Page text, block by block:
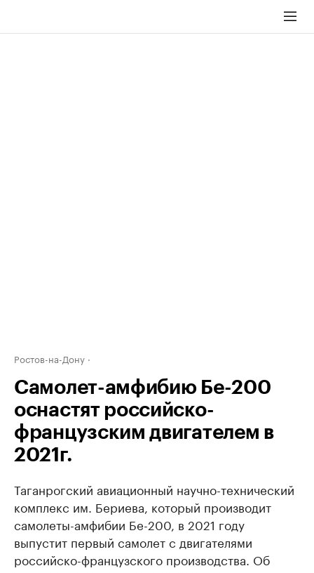
Ростов-на-Дону
Самолет-амфибию Бе-200
оснастят российско-
французским двигателем в
2021г.
Таганрогский авиационный научно-технический
комплекс им. Бериева, который производит
самолеты-амфибии Бе-200, в 2021 году
выпустит первый самолет с двигателями
российско-французского производства. Об